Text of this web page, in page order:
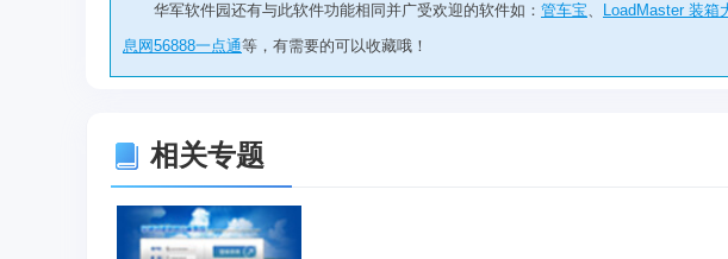
华军软件园还有与此软件功能相同并广受欢迎的软件如： 管车宝、 LoadMaster 装箱
息网56888一点通等，有需要的可以收藏哦！
相关专题